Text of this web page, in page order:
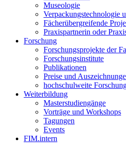
Museologie
Verpackungstechnologie
Fächerübergreifende
Praxispartnerin oder
Forschung
Forschungsprojekte der
Forschungsinstitute
Publikationen
Preise und
hochschulweite
Weiterbildung
Masterstudiengänge
Vorträge und Workshops
Tagungen
Events
FIM.intern